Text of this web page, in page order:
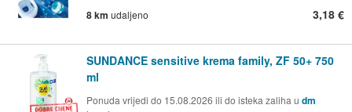
8 km udaljeno 3,18 €
SUNDANCE sensitive krema family, ZF 50+ 750
ml
Ponuda vrijedi do 15.08.2026 ili do isteka zaliha u dm